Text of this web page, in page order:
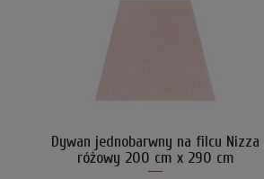
Dywan jednobarwny na filcu Nizza
różowy 200 cm x 290 cm